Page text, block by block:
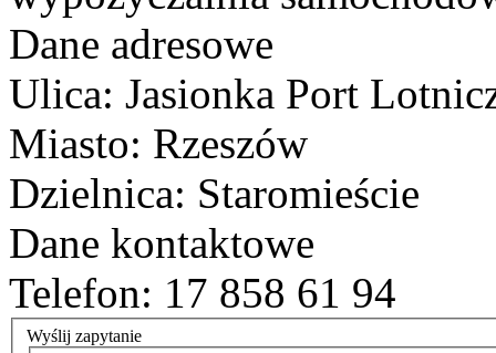
Dane adresowe
Ulica: Jasionka Port
Miasto: Rzeszów
Dzielnica: Staromieście
Dane kontaktowe
Telefon: 17 858 61 94
Wyślij zapytanie